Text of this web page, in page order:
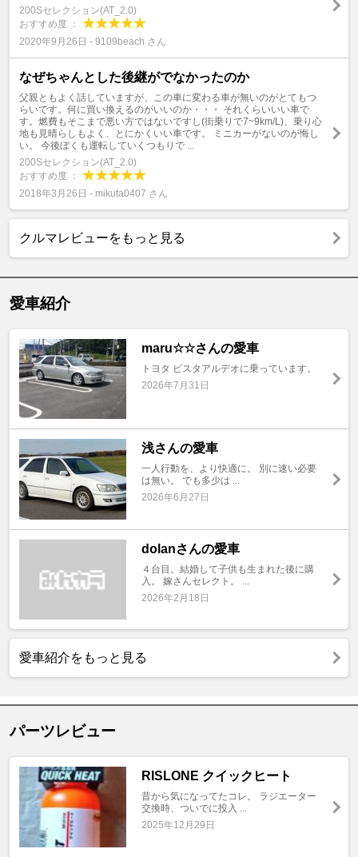
200Sセレクション(AT_2.0)
おすすめ度 ：
2020年9月26日 - 9109beach さん
なぜちゃんとした後継がでなかったのか
父親ともよく話していますが、この車に変わる車が無いのがとてもつ
らいです。何に買い換えるのがいいのか・・・ それくらいいい車で
す。燃費もそこまで悪い方ではないですし(街乗りで7~9km/L)、乗り心
地も見晴らしもよく、とにかくいい車です。 ミニカーがないのが悔し
い。 今後ぼくも運転していくつもりで ...
200Sセレクション(AT_2.0)
おすすめ度 ：
2018年3月26日 - mikuta0407 さん
クルマレビューをもっと見る
愛車紹介
maru☆☆さんの愛車
トヨタ ビスタアルデオに乗っています。
2026年7月31日
浅さんの愛車
一人行動を、より快適に。 別に速い必要
は無い。 でも多少は ...
2026年6月27日
dolanさんの愛車
４台目。結婚して子供も生まれた後に購
入。 嫁さんセレクト。 ...
2026年2月18日
愛車紹介をもっと見る
パーツレビュー
RISLONE クイックヒート
昔から気になってたコレ。 ラジエーター
交換時、ついでに投入 ...
2025年12月29日